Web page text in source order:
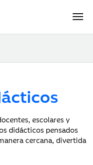
escolares y
didácticos pensados
cercana, divertida